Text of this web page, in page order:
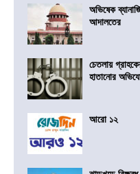
অভিষেক
আদালতের
চেতলায়
হাতানোর
আরো ১২